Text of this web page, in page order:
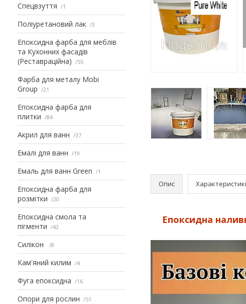
Спецвзуття 1
Поліуретановий лак 3
Епоксидна фарба для меблів
та Кухонних фасадів
(Реставраційна)
55
Фарба для металу Mobi
Group
21
Епоксидна фарба для
плитки
84
Акрил для ванн 37
Емалі для ванн 19
Емаль для ванн Green 1
Епоксидна фарба для
розмітки
20
Епоксидна смола та
пігменти
42
Силікон 8
Кам'яний килим 4
Фуга епоксидна 16
Опори для рослин 51
Опис
Епоксидна